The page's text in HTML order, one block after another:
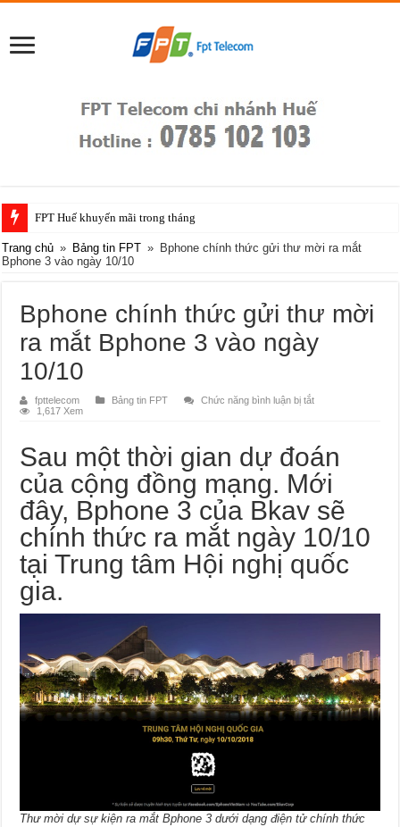
FPT Huế khuyến mãi trong tháng
Trang chủ » Bảng tin FPT » Bphone chính thức gửi thư mời ra mắt
Bphone 3 vào ngày 10/10
Bphone chính thức gửi thư mời
ra mắt Bphone 3 vào ngày
10/10
fpttelecom Bảng tin FPT Chức năng bình luận bị tắtở
thư
mời
ra
mắt
Bphone
3
vào
ngày
10/10
1,617 Xem
Sau một thời gian dự đoán
của cộng đồng mạng. Mới
đây, Bphone 3 của Bkav sẽ
chính thức ra mắt ngày 10/10
tại Trung tâm Hội nghị quốc
gia.
Thư mời dự sự kiện ra mắt Bphone 3 dưới dạng điện tử chính thức